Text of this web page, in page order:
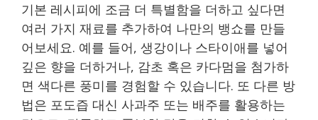
기본 레시피에 조금 더 특별함을 더하고 싶다면
여러 가지 재료를 추가하여 나만의 뱅쇼를 만들
어보세요. 예를 들어, 생강이나 스타이애를 넣어
깊은 향을 더하거나, 감초 혹은 카다멈을 첨가하
면 색다른 풍미를 경험할 수 있습니다. 또 다른 방
법은 포도즙 대신 사과주 또는 배주를 활용하는